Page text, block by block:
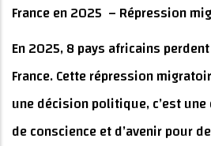
France en 2025 – Répression
En 2025, 8 pays africains
France. Cette répression
une décision politique, c’est
de conscience et d’avenir pour